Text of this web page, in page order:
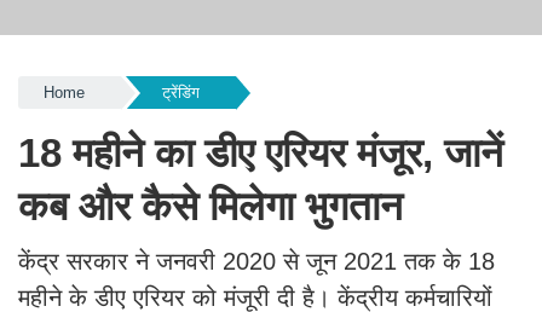
Home ट्रेंडिंग
18 महीने का डीए एरियर मंजूर, जानें
कब और कैसे मिलेगा भुगतान
केंद्र सरकार ने जनवरी 2020 से जून 2021 तक के 18
महीने के डीए एरियर को मंजूरी दी है। केंद्रीय कर्मचारियों